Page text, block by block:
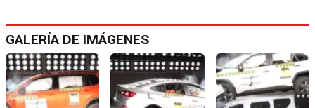
GALERÍA DE IMÁGENES